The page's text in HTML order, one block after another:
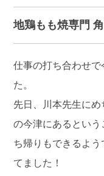
地鶏もも焼専門
仕事の打ち合わせ
た。
先日、川本先生に
の今津にあるとい
ち帰りもできるよ
てました！